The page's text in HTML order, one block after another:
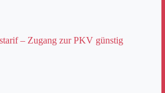
– Zugang zur PKV günstig